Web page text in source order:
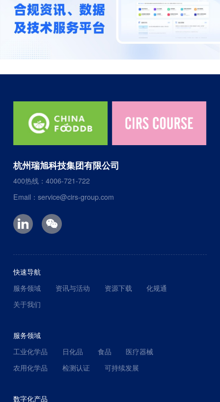
杭州瑞旭科技集团有限公司
400热线：4006-721-722
Email：service@cirs-group.com
快速导航
服务领域
资讯与活动 资源下载
化规通
关于我们
服务领域
工业化学品
日化品 食品
医疗器械
农用化学品
检测认证 可持续发展
数字化产品